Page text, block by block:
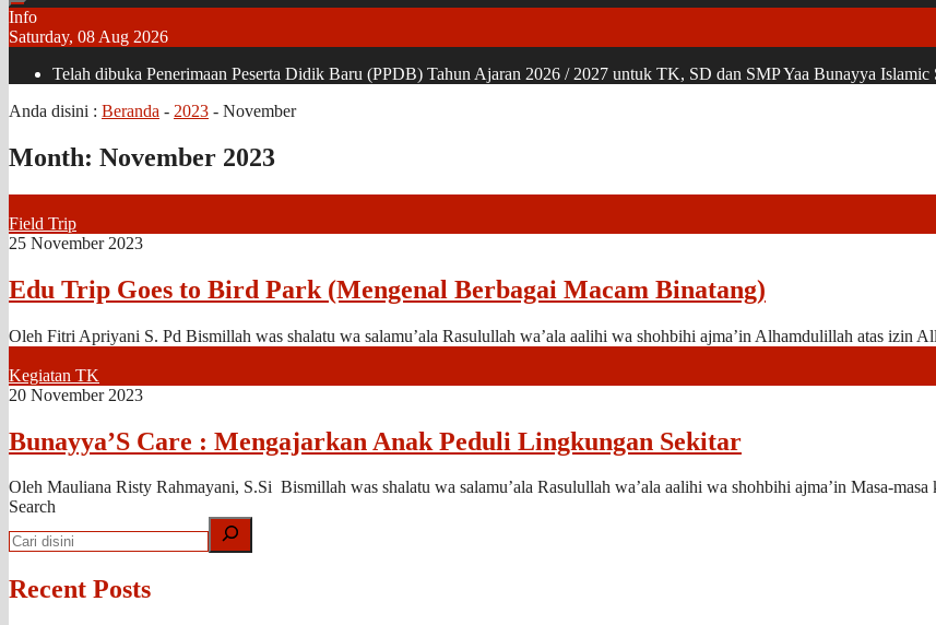
Info
Saturday, 08 Aug 2026
Telah dibuka Penerimaan Peserta Didik Baru (PPDB) Tahun Ajaran 2026 / 2027 untuk TK, SD dan SMP Yaa Bunayya
Anda disini : Beranda - 2023 - November
Month: November 2023
Field Trip
25 November 2023
Edu Trip Goes to Bird Park (Mengenal Berbagai Macam Binatang)
Oleh Fitri Apriyani S. Pd Bismillah was shalatu wa salamu’ala Rasulullah wa’ala aalihi wa shohbihi ajma’in Alhamdulillah atas izin
Kegiatan TK
20 November 2023
Bunayya’S Care : Mengajarkan Anak Peduli Lingkungan Sekitar
Oleh Mauliana Risty Rahmayani, S.Si Bismillah was shalatu wa salamu’ala Rasulullah wa’ala aalihi wa shohbihi ajma’in Masa-masa
Search
Recent Posts